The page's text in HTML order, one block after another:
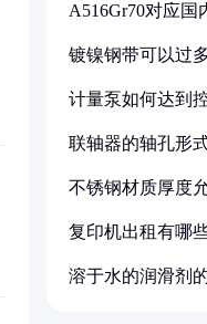
A516Gr70对应国
镀镍钢带可以过
计量泵如何达到
联轴器的轴孔形
不锈钢材质厚度
复印机出租有哪
溶于水的润滑剂